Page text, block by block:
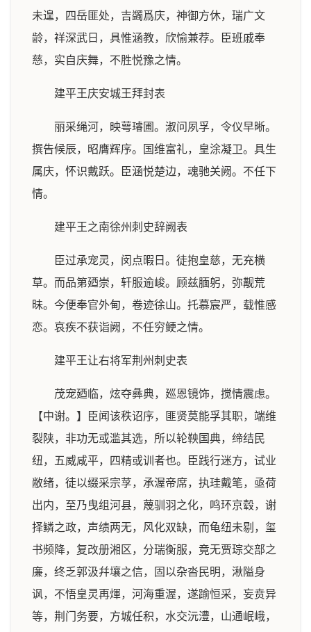
未遑，四岳匪处，吉蠲爲庆，神御方休，瑞广文
龄，祥深武日，具惟涵教，欣愉兼荐。臣班戚奉
慈，实自庆舞，不胜悦豫之情。
建平王庆安城王拜封表
丽采绳河，映萼璿圃。淑问夙孚，令仪早晰。
撰告候辰，昭膺辉序。国维富礼，皇涂凝卫。具生
属庆，怀识戴跃。臣涵悦楚边，魂驰关阙。不任下
情。
建平王之南徐州刺史辞阙表
臣过承宠灵，闵点暇日。徒抱皇慈，无充横
草。而品第廼崇，轩服逾峻。顾兹腼躬，弥觏荒
昧。今便奉官外甸，卷迹徐山。托慕宸严，载惟感
恋。哀疾不获诣阙，不任穷鲠之情。
建平王让右将军荆州刺史表
茂宠廼临，炫夺彝典，廵恩镜饰，搅情震虑。
【中谢。】臣闻该秩诏序，匪贤莫能孚其职，端维
裂陕，非功无或滥其选，所以轮鞅国典，缔结民
纽，五威咸平，四精或训者也。臣践行迷方，试业
敝绪，徒以缀采宗莩，承渥帝席，执珪戴笔，亟荷
出内，至乃曳组河县，蔑驯羽之化，鸣环京毂，谢
择鳞之政，声绩两无，风化双缺，而龟纽未剔，玺
书频降，复改册湘区，分瑞衡服，竟无贾琮交部之
廉，终乏郭汲幷壤之信，固以杂沓民明，湫隘身
讽，不悟皇灵再煇，河海重渥，遂踰恒采，妄贲异
等，荆门务要，方城任积，水交沅澧，山通岷峨，